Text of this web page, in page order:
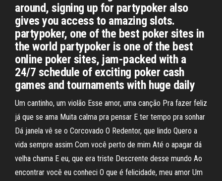
around, signing up for partypoker also
gives you access to amazing slots.
partypoker, one of the best poker sites in
the world partypoker is one of the best
online poker sites, jam-packed with a
24/7 schedule of exciting poker cash
games and tournaments with huge daily
Um cantinho, um violão Esse amor, uma canção Pra fazer feliz
já que se ama Muita calma pra pensar E ter tempo pra sonhar
Dá janela vê se o Corcovado O Redentor, que lindo Quero a
vida sempre assim Com você perto de mim Até o apagar dá
velha chama E eu, que era triste Descrente desse mundo Ao
encontrar você eu conheci O que é felicidade, meu amor Um